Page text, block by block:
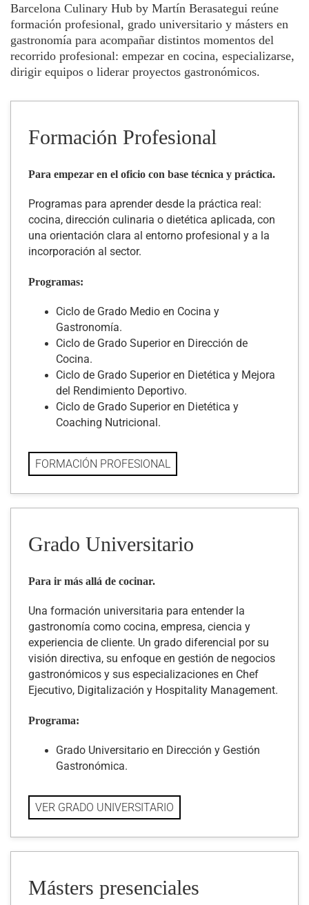
Barcelona Culinary Hub by Martín Berasategui reúne
formación profesional, grado universitario y másters en
gastronomía para acompañar distintos momentos del
recorrido profesional: empezar en cocina, especializarse,
dirigir equipos o liderar proyectos gastronómicos.
Formación Profesional
Para empezar en el oficio con base técnica y práctica.
Programas para aprender desde la práctica real:
cocina, dirección culinaria o dietética aplicada, con
una orientación clara al entorno profesional y a la
incorporación al sector.
Programas:
Ciclo de Grado Medio en Cocina y
Gastronomía.
Ciclo de Grado Superior en Dirección de
Cocina.
Ciclo de Grado Superior en Dietética y Mejora
del Rendimiento Deportivo.
Ciclo de Grado Superior en Dietética y
Coaching Nutricional.
FORMACIÓN PROFESIONAL
Grado Universitario
Para ir más allá de cocinar.
Una formación universitaria para entender la
gastronomía como cocina, empresa, ciencia y
experiencia de cliente. Un grado diferencial por su
visión directiva, su enfoque en gestión de negocios
gastronómicos y sus especializaciones en Chef
Ejecutivo, Digitalización y Hospitality Management.
Programa:
Grado Universitario en Dirección y Gestión
Gastronómica.
VER GRADO UNIVERSITARIO
Másters presenciales